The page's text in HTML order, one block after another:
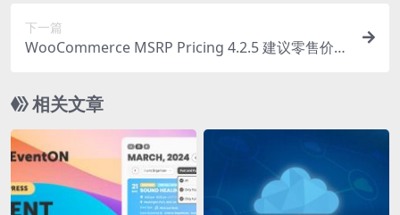
下一篇
WooCommerce MSRP Pricing 4.2.5 建议零售价插
相关文章